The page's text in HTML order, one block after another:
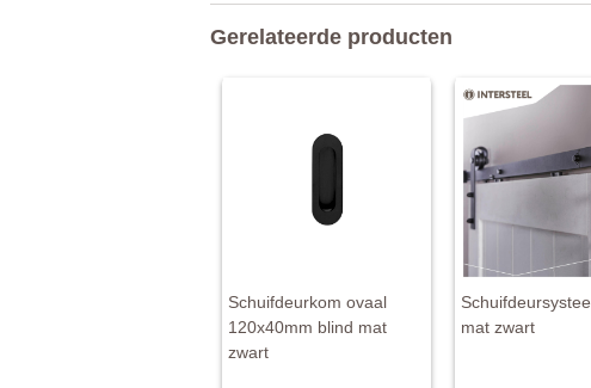
Gerelateerde producten
Schuifdeurkom ovaal
120x40mm blind mat
zwart
mat zwart